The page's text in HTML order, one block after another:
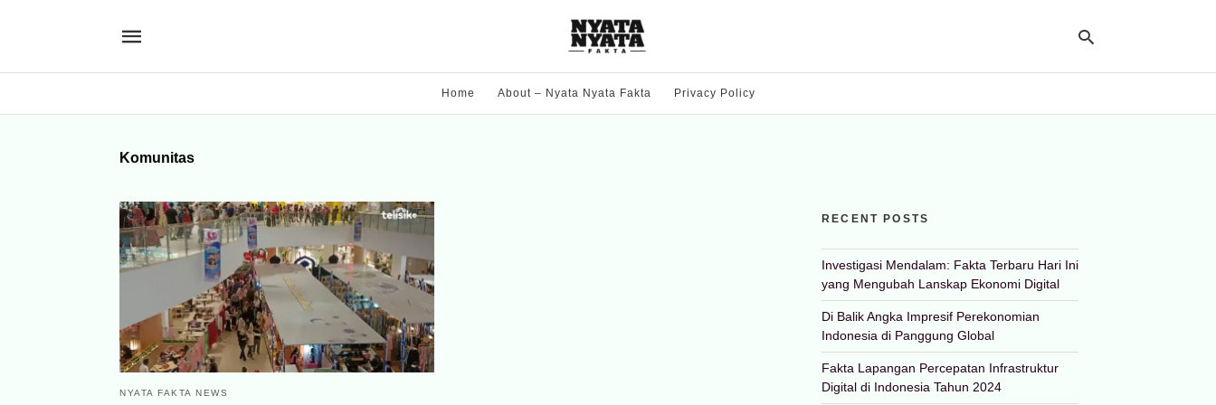
Home About – Nyata Nyata Fakta Privacy Policy
Komunitas
NYATA FAKTA NEWS
RECENT POSTS
Investigasi Mendalam: Fakta Terbaru Hari Ini
yang Mengubah Lanskap Ekonomi Digital
Di Balik Angka Impresif Perekonomian
Indonesia di Panggung Global
Fakta Lapangan Percepatan Infrastruktur
Digital di Indonesia Tahun 2024